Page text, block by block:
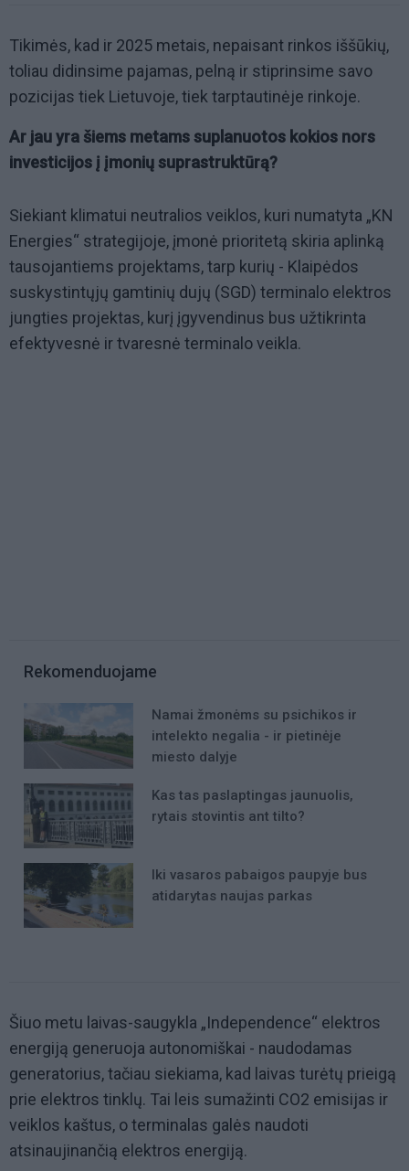
Tikimės, kad ir 2025 metais, nepaisant rinkos iššūkių,
toliau didinsime pajamas, pelną ir stiprinsime savo
pozicijas tiek Lietuvoje, tiek tarptautinėje rinkoje.
Ar jau yra šiems metams suplanuotos kokios nors
investicijos į įmonių suprastruktūrą?
Siekiant klimatui neutralios veiklos, kuri numatyta „KN
Energies“ strategijoje, įmonė prioritetą skiria aplinką
tausojantiems projektams, tarp kurių - Klaipėdos
suskystintųjų gamtinių dujų (SGD) terminalo elektros
jungties projektas, kurį įgyvendinus bus užtikrinta
efektyvesnė ir tvaresnė terminalo veikla.
Rekomenduojame
Namai žmonėms su psichikos ir
intelekto negalia - ir pietinėje
miesto dalyje
Kas tas paslaptingas jaunuolis,
rytais stovintis ant tilto?
Iki vasaros pabaigos paupyje bus
atidarytas naujas parkas
Šiuo metu laivas-saugykla „Independence“ elektros
energiją generuoja autonomiškai - naudodamas
generatorius, tačiau siekiama, kad laivas turėtų prieigą
prie elektros tinklų. Tai leis sumažinti CO2 emisijas ir
veiklos kaštus, o terminalas galės naudoti
atsinaujinančią elektros energiją.